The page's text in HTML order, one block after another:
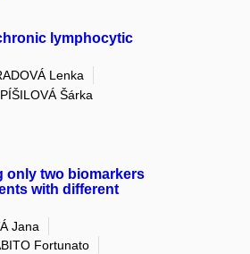
lymphocytic
Lenka
Šárka
only two biomarkers
with different
Jana
Fortunato